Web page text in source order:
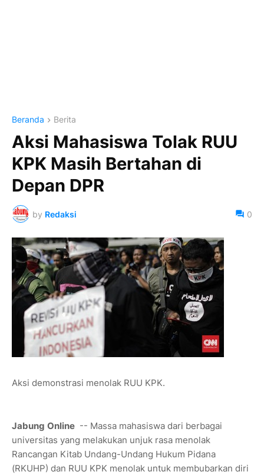
Beranda Berita
Aksi Mahasiswa Tolak RUU
KPK Masih Bertahan di
Depan DPR
by Redaksi 0
Aksi demonstrasi menolak RUU KPK.
Jabung Online -- Massa mahasiswa dari berbagai
universitas yang melakukan unjuk rasa menolak
Rancangan Kitab Undang-Undang Hukum Pidana
(RKUHP) dan RUU KPK menolak untuk membubarkan diri